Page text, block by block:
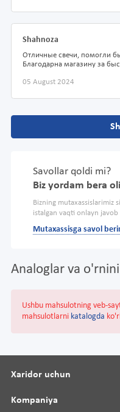
Shahnoza
Отличные свечи, помогли
Благодарна магазину за
05 August 2024
Savollar qoldi mi?
Biz yordam bera
Bizning mutaxassislarimiz
istalgan vaqti onlayn
Mutaxassisga savol
Analoglar va
Ushbu mahsulotning veb-
mahsulotlarni katalogda
Xaridor uchun
Kompaniya